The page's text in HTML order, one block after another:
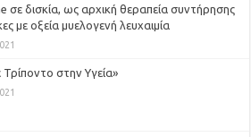
σε δισκία, ως αρχική θεραπεία συντήρησης
με οξεία μυελογενή λευχαιμία
στην Υγεία»